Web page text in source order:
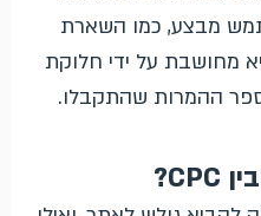
מבצע, כמו השארת
מחושבת על ידי חלוקת
ההמרות שהתקבלו.